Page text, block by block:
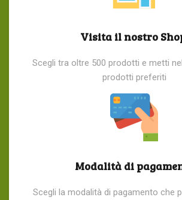
Visita il nostro
Scegli tra oltre 500 prodotti e metti
prodotti preferiti
Modalità di
Scegli la modalità di pagamento che